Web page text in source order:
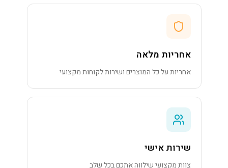
אחריות מלאה
אחריות על כל המוצרים ושירות לקוחות מקצועי
שירות אישי
צוות מקצועי שילווה אתכם בכל שלב